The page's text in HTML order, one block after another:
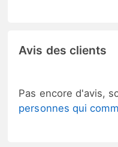
Avis des clients
Pas encore d'avis,
personnes qui